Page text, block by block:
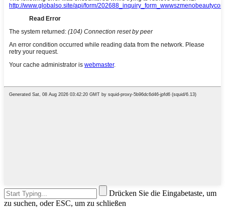
Drücken Sie die Eingabetaste, um
zu suchen, oder ESC, um zu schließen